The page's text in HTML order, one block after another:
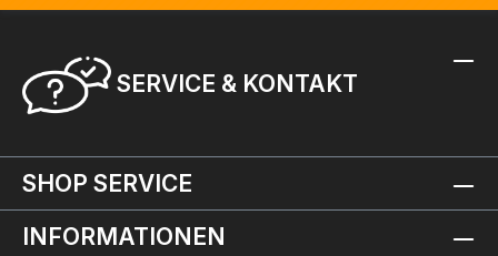
SERVICE & KONTAKT
SHOP SERVICE
INFORMATIONEN